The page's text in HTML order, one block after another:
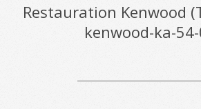
MenuRestauration Kenwood
kenwood-ka-54-